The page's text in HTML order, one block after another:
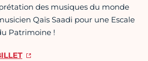
des musiques du monde
Qaïs Saadi pour une Escale
Patrimoine !